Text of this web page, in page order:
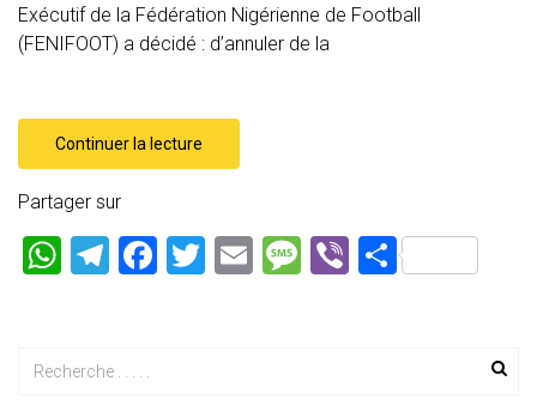
Exécutif de la Fédération Nigérienne de Football
(FENIFOOT) a décidé : d’annuler de la
Continuer la lecture
Partager sur
W
s
T
gr
F
T
E
M Vi P